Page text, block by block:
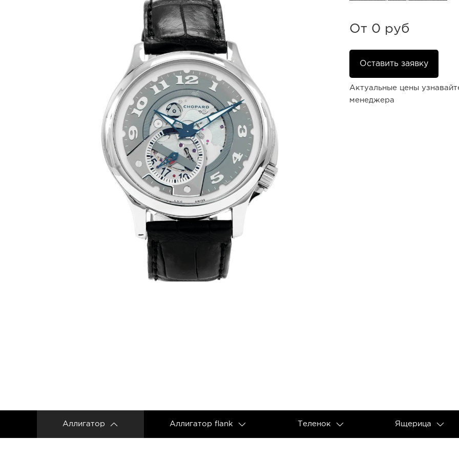
От 0 руб
Оставить заявку
Актуальные цены
менеджера
Аллигатор Аллигатор flank Теленок Ящерица
Ремешки для часов Corum
Ремешки для часов Daniel Roth
Ремешки для часов De Bethune
Ремешки для часов De Grisogono
Ремешки для часов Dewitt
Ремешки для часов Franck Muller
Ремешки для часов Frederique Constant
Ремешки для часов Jaeger LeCoultre